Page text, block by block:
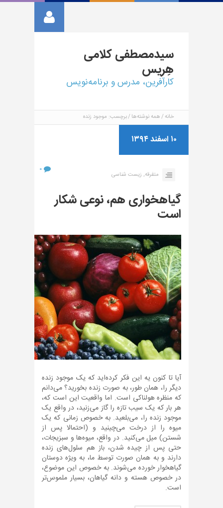
سیدمصطفیکلامی
هِریس
کارآفرین، مدرس و برنامه‌نویس
خانه همه نوشته‌ها برچسب: موجود زنده
۱۰ اسفند ۱۳۹۴
متفرقه, زیست شناسی
۰
گیاهخواری هم، نوعی شکار
است
آیا تا کنون یه این فکر کرده‌اید که یک موجود زنده
دیگر را، همان طور، به صورت زنده بخورید؟ می‌دانم
که منظره هولناکی است. اما واقعیت این است که،
هر بار که یک سیب تازه را گاز می‌زنید، در واقع یک
موجود زنده را، می‌بلعید. به خصوص زمانی که یک
میوه را از درخت می‌چینید و (احتمالا پس از
شستن) میل می‌کنید. در واقع، میوه‌ها و سبزیجات،
حتی پس از چیده شدن، باز هم سلول‌های زنده
دارند و به همان صورت توسط ما، به ویژه دوستان
گیاهخوار خورده می‌شوند. به خصوص این موضوع،
در خصوص هسته و دانه گیاهان، بسیار ملموس‌تر
است.